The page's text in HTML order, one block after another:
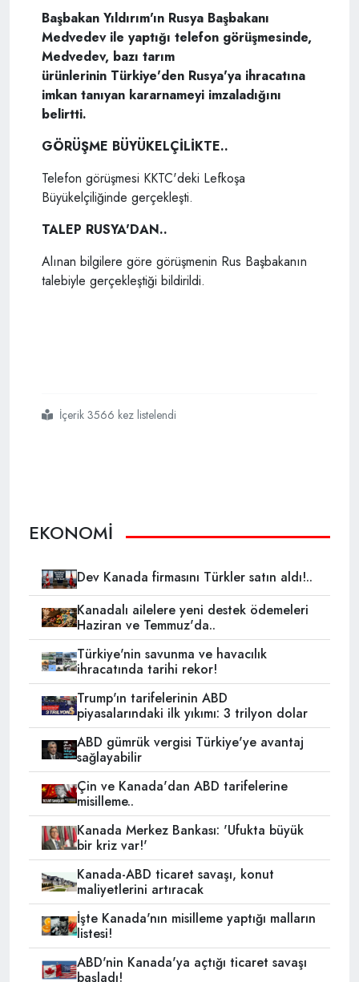
Başbakan Yıldırım'ın Rusya Başbakanı
Medvedev ile yaptığı telefon görüşmesinde,
Medvedev, bazı tarım
ürünlerinin Türkiye'den Rusya'ya ihracatına
imkan tanıyan kararnameyi imzaladığını
belirtti.
GÖRÜŞME BÜYÜKELÇİLİKTE..
Telefon görüşmesi KKTC'deki Lefkoşa
Büyükelçiliğinde gerçekleşti.
TALEP RUSYA'DAN..
Alınan bilgilere göre görüşmenin Rus Başbakanın
talebiyle gerçekleştiği bildirildi.
#başbakan binali yıldırım
#rusya başbakanı dimitry medvedev
#türkiye ile tarım ürünleri ihracat kararnamesi
İçerik 3566 kez listelendi
EKONOMİ
Dev Kanada firmasını Türkler satın aldı!..
Kanadalı ailelere yeni destek ödemeleri
Haziran ve Temmuz'da..
Türkiye'nin savunma ve havacılık
ihracatında tarihi rekor!
Trump'ın tarifelerinin ABD
piyasalarındaki ilk yıkımı: 3 trilyon dolar
ABD gümrük vergisi Türkiye'ye avantaj
sağlayabilir
Çin ve Kanada'dan ABD tarifelerine
misilleme..
Kanada Merkez Bankası: 'Ufukta büyük
bir kriz var!'
Kanada-ABD ticaret savaşı, konut
maliyetlerini artıracak
İşte Kanada'nın misilleme yaptığı malların
listesi!
ABD'nin Kanada'ya açtığı ticaret savaşı
başladı!